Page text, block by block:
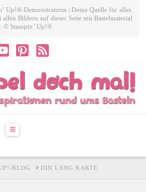
Up!®-Demonstratorin | Deine Quelle für alles
Bildern auf dieser Seite mit Bastelmaterial
© Stampin’ Up!®
Navigation
BLOG DIN LANG KARTE